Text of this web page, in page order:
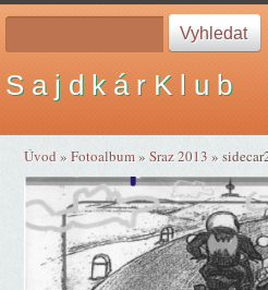
S a j d k á r K l u b
Úvod »Fotoalbum»Sraz 2013 »